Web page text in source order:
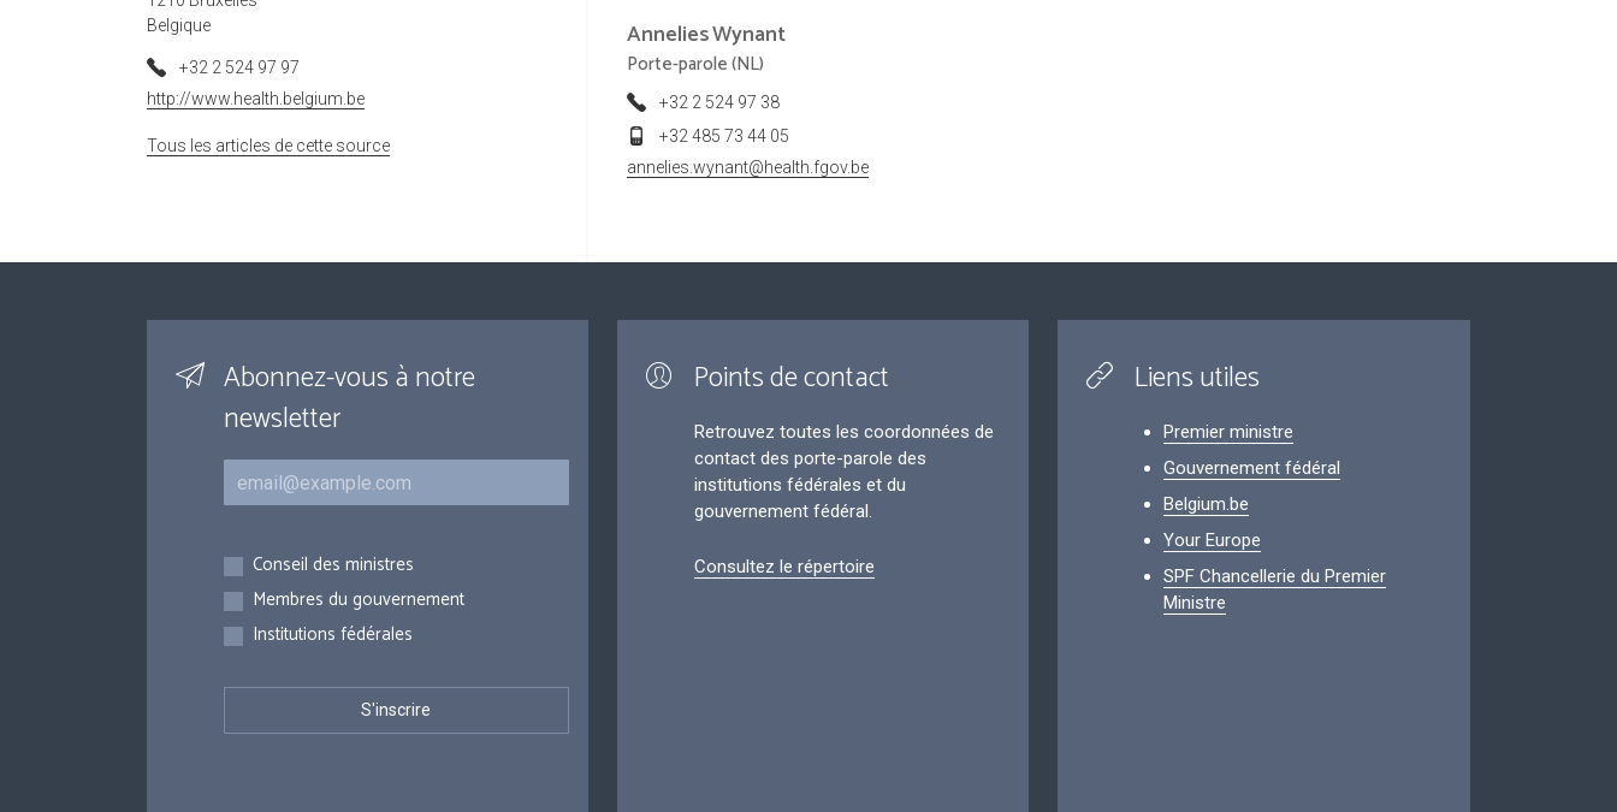
Belgique
+32 2 524 97 97
http://www.health.belgium.be
Tous les articles de cette source
AnneliesWynant
Porte-parole (NL)
+32 2 524 97 38
+32 485 73 44 05
annelies.wynant@health.fgov.be
Abonnez-vous à notre
newsletter
Courriel
Inscriptions
Conseil des ministres
Membres du gouvernement
Institutions fédérales
Points de contact
Retrouvez toutes les coordonnées de
contact des porte-parole des
institutions fédérales et du
gouvernement fédéral.
Consultez le répertoire
Liens utiles
Premier ministre
Gouvernement fédéral
Belgium.be
Your Europe
SPF Chancellerie du Premier
Ministre